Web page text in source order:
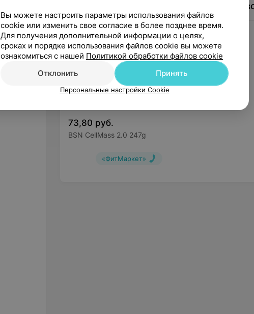
Другие товары рубрики Питание для
73,80 руб.
BSN CellMass 2.0 247g
«ФитМаркет»
Вы можете настроить параметры использования файлов
cookie или изменить свое согласие в более позднее время.
Для получения дополнительной информации о целях,
сроках и порядке использования файлов cookie вы можете
ознакомиться с нашей Политикой обработки файлов cookie
Отклонить
Принять
Персональные настройки Cookie